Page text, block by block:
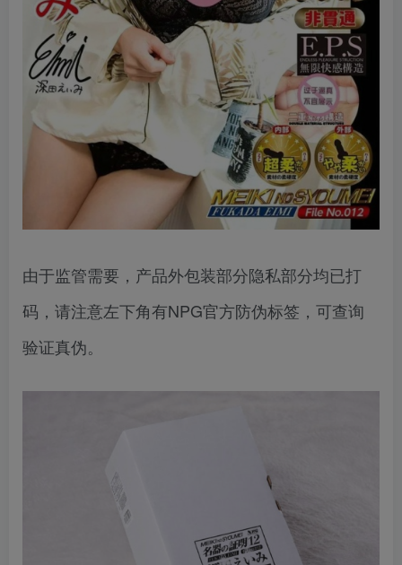
由于监管需要，产品外包装部分隐私部分均已打
码，请注意左下角有NPG官方防伪标签，可查询
验证真伪。